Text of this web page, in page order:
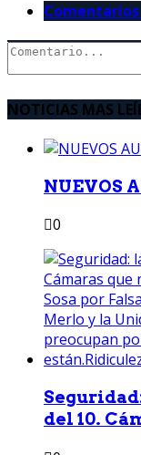
NOTICIAS MAS
NUEVOS
0
del 10.